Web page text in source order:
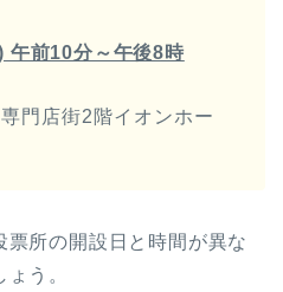
午前10分～午後8時
門店街2階イオンホー
所の開設日と時間が異な
う。